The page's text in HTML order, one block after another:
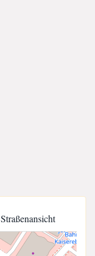
Straßenansicht